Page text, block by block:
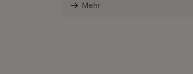
Mehr